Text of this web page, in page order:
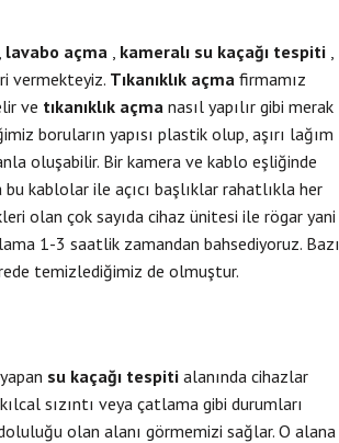
lavabo açma kameralı su kaçağı tespiti
vermekteyiz. Tıkanıklık açma firmamız
ve tıkanıklık açma nasıl yapılır gibi merak
boruların yapısı plastik olup, aşırı lağım
oluşabilir. Bir kamera ve kablo eşliğinde
kablolar ile açıcı başlıklar rahatlıkla her
olan çok sayıda cihaz ünitesi ile rögar yani
1-3 saatlik zamandan bahsediyoruz. Bazı
temizlediğimiz de olmuştur.
su kaçağı tespiti alanında cihazlar
sızıntı veya çatlama gibi durumları
olan alanı görmemizi sağlar. O alana